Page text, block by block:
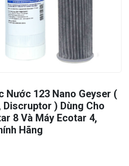
Nước 123 Nano Geyser (
) Dùng Cho
8 Và Máy Ecotar 4,
Hãng